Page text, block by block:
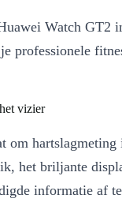
Watch GT2
professionele
vizier
om
het briljante
informatie af